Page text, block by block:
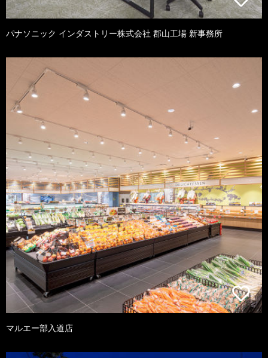
パナソニック インダストリー株式会社 郡山工場 新事務所
マルエー部入道店